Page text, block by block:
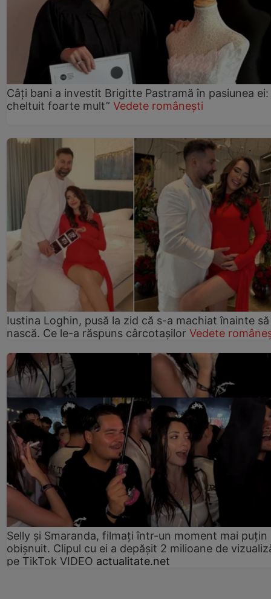
Câți bani a investit Brigitte Pastramă în pasiunea ei:
cheltuit foarte mult” Vedete românești
Iustina Loghin, pusă la zid că s-a machiat înainte să
nască. Ce le-a răspuns cârcotașilor Vedete
Selly și Smaranda, filmați într-un moment mai puțin
obișnuit. Clipul cu ei a depășit 2 milioane de
pe TikTok VIDEO actualitate.net